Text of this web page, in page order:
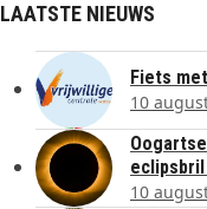
LAATSTE NIEUWS
Fiets
10
10